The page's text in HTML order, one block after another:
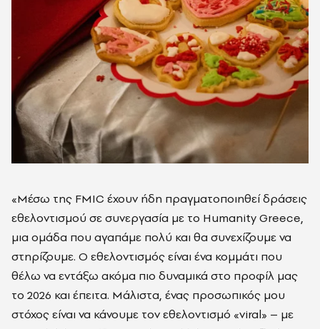
«Μέσω της FMIC έχουν ήδη πραγματοποιηθεί δράσεις
εθελοντισμού σε συνεργασία με το Humanity Greece,
μια ομάδα που αγαπάμε πολύ και θα συνεχίζουμε να
στηρίζουμε. Ο εθελοντισμός είναι ένα κομμάτι που
θέλω να εντάξω ακόμα πιο δυναμικά στο προφίλ μας
το 2026 και έπειτα. Μάλιστα, ένας προσωπικός μου
στόχος είναι να κάνουμε τον εθελοντισμό «viral» – με